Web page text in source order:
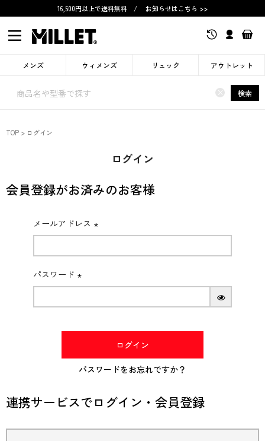
16,500円以上で送料無料 / お知らせはこちら >>
メンズ ウィメンズ リュック アウトレット
× 検索
TOP ログイン
ログイン
会員登録がお済みのお客様
メールアドレス
(必
パスワード
(必
ログイン
パスワードをお忘れですか？
連携サービスでログイン・会員登録